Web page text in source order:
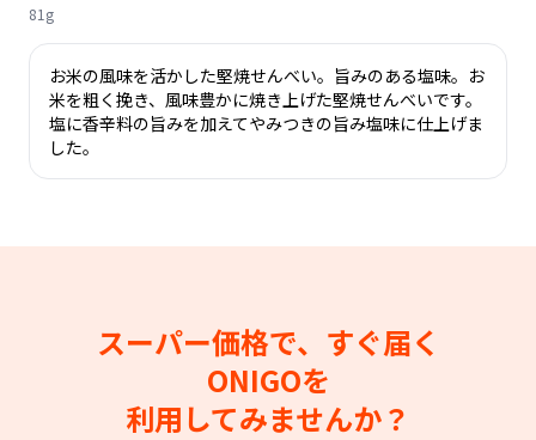
81g
お米の風味を活かした堅焼せんべい。旨みのある塩味。お
米を粗く挽き、風味豊かに焼き上げた堅焼せんべいです。
塩に香辛料の旨みを加えてやみつきの旨み塩味に仕上げま
した。
スーパー価格で、すぐ届く
ONIGOを
利用してみませんか？